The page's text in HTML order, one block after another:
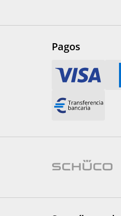
Pagos